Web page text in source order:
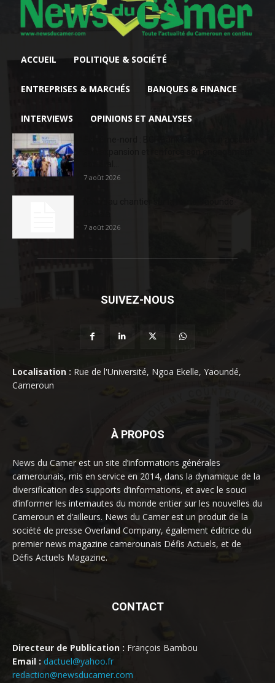
ACCUEIL POLITIQUE & SOCIÉTÉ
ENTREPRISES & MARCHÉS BANQUES & FINANCE
INTERVIEWS OPINIONS ET ANALYSES
7 août 2026
7 août 2026
SUIVEZ-NOUS
Localisation : Rue de l'Université, Ngoa Ekelle, Yaoundé,
Cameroun
À PROPOS
News du Camer est un site d’informations générales
camerounais, mis en service en 2014, dans la dynamique de la
diversification des supports d’informations, et avec le souci
d’informer les internautes du monde entier sur les nouvelles du
Cameroun et d’ailleurs. News du Camer est un produit de la
société de presse Overland Company, également éditrice du
premier news magazine camerounais Défis Actuels, et de
Défis Actuels Magazine.
CONTACT
Directeur de Publication : François Bambou
Email : dactuel@yahoo.fr
redaction@newsducamer.com